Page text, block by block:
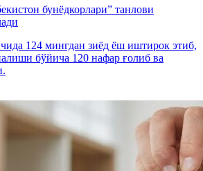
бунёдкорлари” танлови
124 мингдан зиёд ёш иштирок этиб,
бўйича 120 нафар ғолиб ва